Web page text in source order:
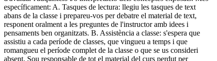
específicament: A. Tasques de lectura: llegiu les tasques de text
abans de la classe i prepareu-vos per debatre el material de text,
responent oralment a les preguntes de l'instructor amb idees i
pensaments ben organitzats. B. Assistència a classe: s'espera que
assistiu a cada període de classes, que vingueu a temps i que
romangueu el període complet de la classe o que se us consideri
absent. Sou responsable de tot el material del curs perdut per